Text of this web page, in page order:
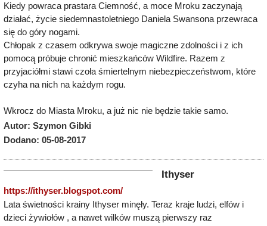
Kiedy powraca prastara Ciemność, a moce Mroku zaczynają
działać, życie siedemnastoletniego Daniela Swansona przewraca
się do góry nogami.
Chłopak z czasem odkrywa swoje magiczne zdolności i z ich
pomocą próbuje chronić mieszkańców Wildfire. Razem z
przyjaciółmi stawi czoła śmiertelnym niebezpieczeństwom, które
czyha na nich na każdym rogu.
Wkrocz do Miasta Mroku, a już nic nie będzie takie samo.
Autor: Szymon Gibki
Dodano: 05-08-2017
Ithyser
https://ithyser.blogspot.com/
Lata świetności krainy Ithyser minęły. Teraz kraje ludzi, elfów i
dzieci żywiołów , a nawet wilków muszą pierwszy raz